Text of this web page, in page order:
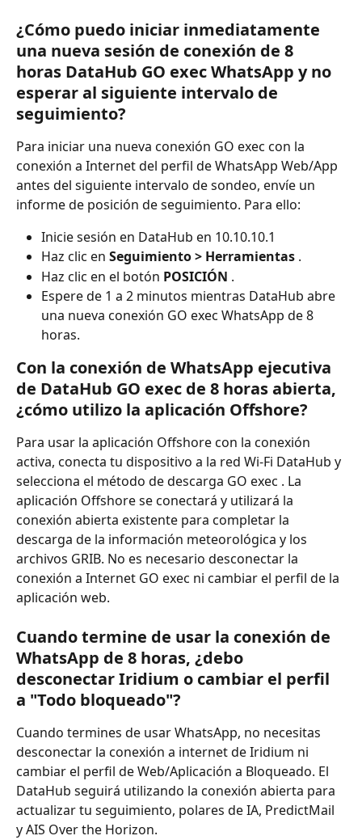
¿Cómo puedo iniciar inmediatamente
una nueva sesión de conexión de 8
horas DataHub GO exec WhatsApp y no
esperar al siguiente intervalo de
seguimiento?
Para iniciar una nueva conexión GO exec con la
conexión a Internet del perfil de WhatsApp Web/App
antes del siguiente intervalo de sondeo, envíe un
informe de posición de seguimiento. Para ello:
Inicie sesión en DataHub en 10.10.10.1
Haz clic en Seguimiento > Herramientas .
Haz clic en el botón POSICIÓN .
Espere de 1 a 2 minutos mientras DataHub abre
una nueva conexión GO exec WhatsApp de 8
horas.
Con la conexión de WhatsApp ejecutiva
de DataHub GO exec de 8 horas abierta,
¿cómo utilizo la aplicación Offshore?
Para usar la aplicación Offshore con la conexión
activa, conecta tu dispositivo a la red Wi-Fi DataHub y
selecciona el método de descarga GO exec . La
aplicación Offshore se conectará y utilizará la
conexión abierta existente para completar la
descarga de la información meteorológica y los
archivos GRIB. No es necesario desconectar la
conexión a Internet GO exec ni cambiar el perfil de la
aplicación web.
Cuando termine de usar la conexión de
WhatsApp de 8 horas, ¿debo
desconectar Iridium o cambiar el perfil
a "Todo bloqueado"?
Cuando termines de usar WhatsApp, no necesitas
desconectar la conexión a internet de Iridium ni
cambiar el perfil de Web/Aplicación a Bloqueado. El
DataHub seguirá utilizando la conexión abierta para
actualizar tu seguimiento, polares de IA, PredictMail
y AIS Over the Horizon.